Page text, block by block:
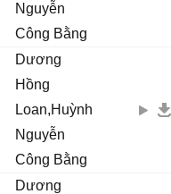
Nguyễn
Công Bằng
Dương
Hồng
Loan,Huỳnh
Nguyễn
Công Bằng
Dương